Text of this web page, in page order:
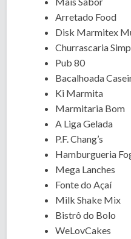
Arretado Food
Disk Marmitex
Churrascaria
Pub 80
Bacalhoada
Ki Marmita
Marmitaria Bom
A Liga Gelada
P.F. Chang’s
Hamburgueria
Mega Lanches
Fonte do Açaí
Milk Shake Mix
Bistrô do Bolo
WeLovCakes